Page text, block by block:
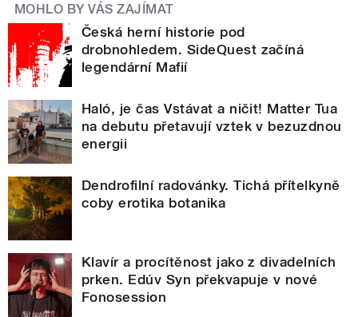
MOHLO BY VÁS ZAJÍMAT
Česká herní historie pod
drobnohledem. SideQuest začíná
legendární Mafií
Haló, je čas Vstávat a ničit! Matter Tua
na debutu přetavují vztek v bezuzdnou
energii
Dendrofilní radovánky. Tichá přítelkyně
coby erotika botanika
Klavír a procítěnost jako z divadelních
prken. Edúv Syn překvapuje v nové
Fonosession